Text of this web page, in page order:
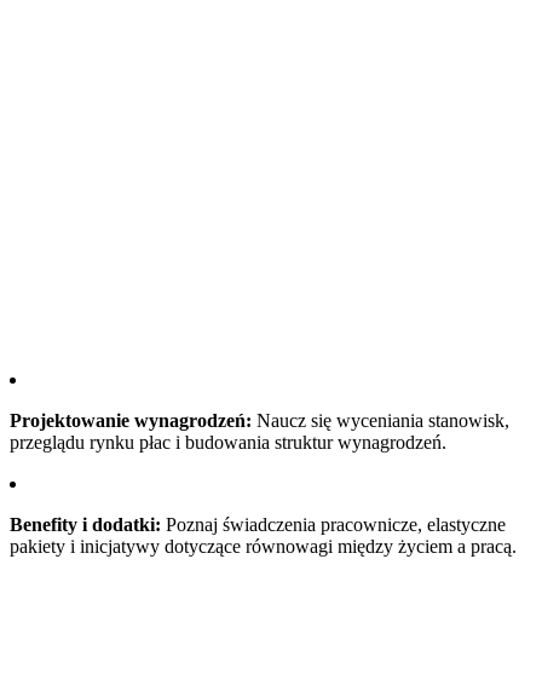
Projektowanie wynagrodzeń: Naucz się wyceniania stanowisk,
przeglądu rynku płac i budowania struktur wynagrodzeń.
Benefity i dodatki: Poznaj świadczenia pracownicze, elastyczne
pakiety i inicjatywy dotyczące równowagi między życiem a pracą.